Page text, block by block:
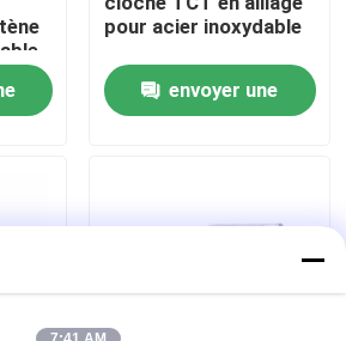
hss
pour acier inoxydable
envoyer une